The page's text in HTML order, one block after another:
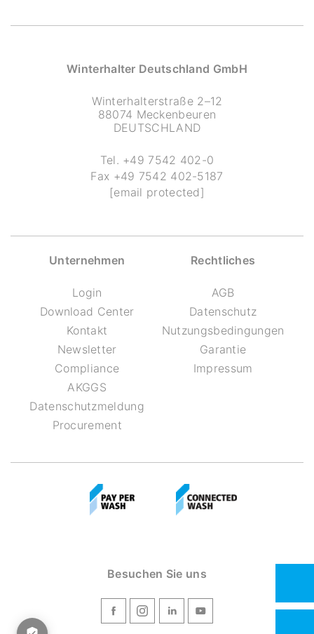
Winterhalter Deutschland GmbH
Winterhalterstraße 2–12
88074 Meckenbeuren
DEUTSCHLAND
Tel. +49 7542 402-0
Fax +49 7542 402-5187
[email protected]
Unternehmen
Login
Download Center
Kontakt
Newsletter
Compliance
AKGGS
Datenschutzmeldung
Procurement
Rechtliches
AGB
Datenschutz
Nutzungsbedingungen
Garantie
Impressum
Besuchen Sie uns